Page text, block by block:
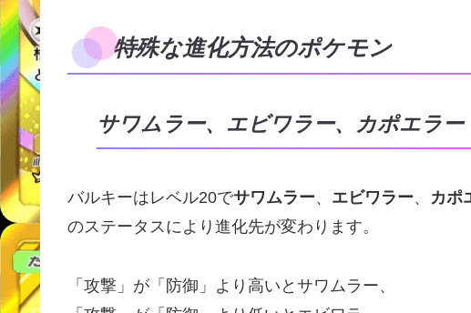
特殊な進化方法のポケモン
サワムラー、エビワラー、カポエラー
バルキーはレベル20でサワムラー、 エビワラー、 カポ
のステータスにより進化先が変わります。
「攻撃」が「防御」より高いとサワムラー、